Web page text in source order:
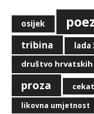
osijek
tribina
lada
društvo hrvatskih
proza
likovna umjetnost